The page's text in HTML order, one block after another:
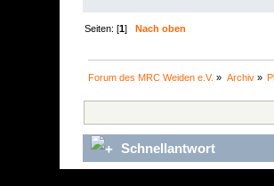
Seiten: [1]Nach oben
Forum des MRC Weiden e.V. » Archiv»
Schnellantwort